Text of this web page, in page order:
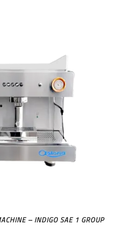
– INDIGO SAE 1 GROUP